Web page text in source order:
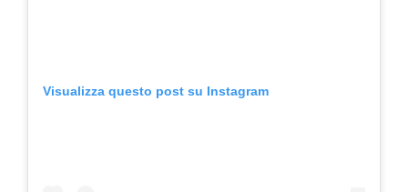
Visualizza questo post su Instagram